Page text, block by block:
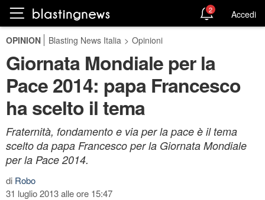
2 Accedi
OPINION Blasting News Italia > Opinioni
Giornata Mondiale per la
Pace 2014: papa Francesco
ha scelto il tema
Fraternità, fondamento e via per la pace è il tema
scelto da papa Francesco per la Giornata Mondiale
per la Pace 2014.
di Robo
31 luglio 2013 alle ore 15:47